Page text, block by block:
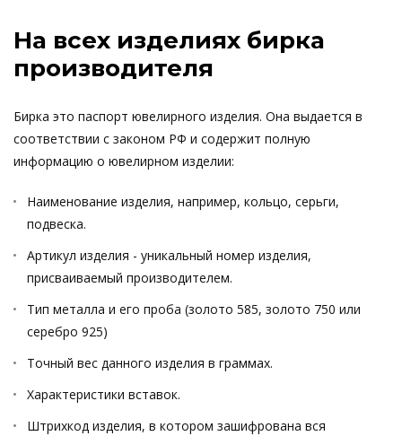
На всех изделиях бирка
производителя
Бирка это паспорт ювелирного изделия. Она выдается в
соответствии с законом РФ и содержит полную
информацию о ювелирном изделии:
Наименование изделия, например, кольцо, серьги,
подвеска.
Артикул изделия - уникальный номер изделия,
присваиваемый производителем.
Тип металла и его проба (золото 585, золото 750 или
серебро 925)
Точный вес данного изделия в граммах.
Характеристики вставок.
Штрихкод изделия, в котором зашифрована вся